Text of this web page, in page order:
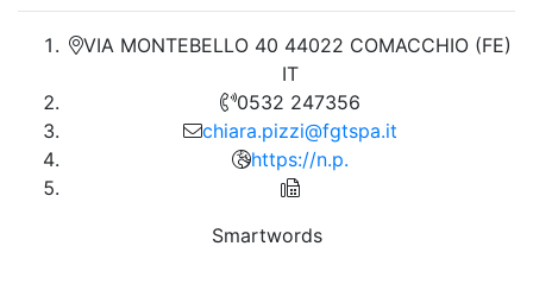
VIA MONTEBELLO 40 44022 COMACCHIO (FE)
IT
0532 247356
chiara.pizzi@fgtspa.it
https://n.p.
Smartwords